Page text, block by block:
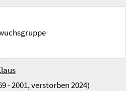
- 2001, verstorben 2024)